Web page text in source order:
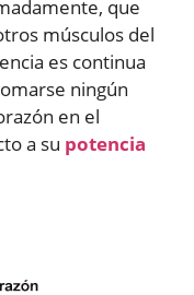
que
músculos del
es continua
ningún
en el
a su potencia